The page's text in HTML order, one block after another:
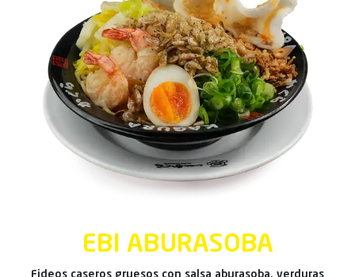
EBI ABURASOBA
Fideos caseros gruesos con salsa aburasoba, verduras